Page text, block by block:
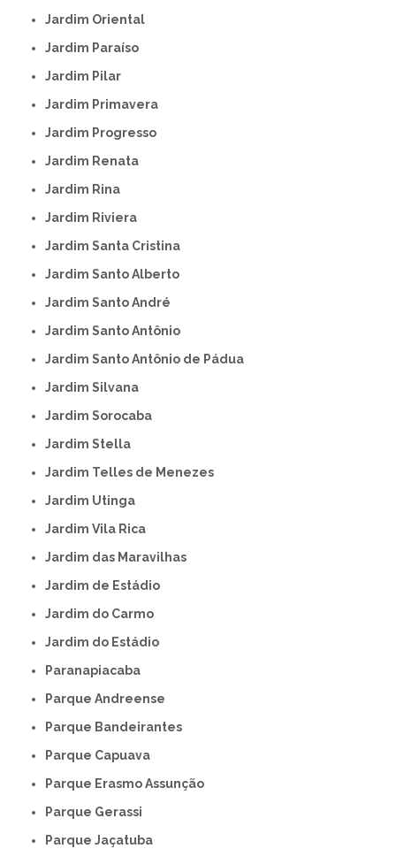
Jardim Oriental
Jardim Paraíso
Jardim Pilar
Jardim Primavera
Jardim Progresso
Jardim Renata
Jardim Rina
Jardim Riviera
Jardim Santa Cristina
Jardim Santo Alberto
Jardim Santo André
Jardim Santo Antônio
Jardim Santo Antônio de Pádua
Jardim Silvana
Jardim Sorocaba
Jardim Stella
Jardim Telles de Menezes
Jardim Utinga
Jardim Vila Rica
Jardim das Maravilhas
Jardim de Estádio
Jardim do Carmo
Jardim do Estádio
Paranapiacaba
Parque Andreense
Parque Bandeirantes
Parque Capuava
Parque Erasmo Assunção
Parque Gerassi
Parque Jaçatuba